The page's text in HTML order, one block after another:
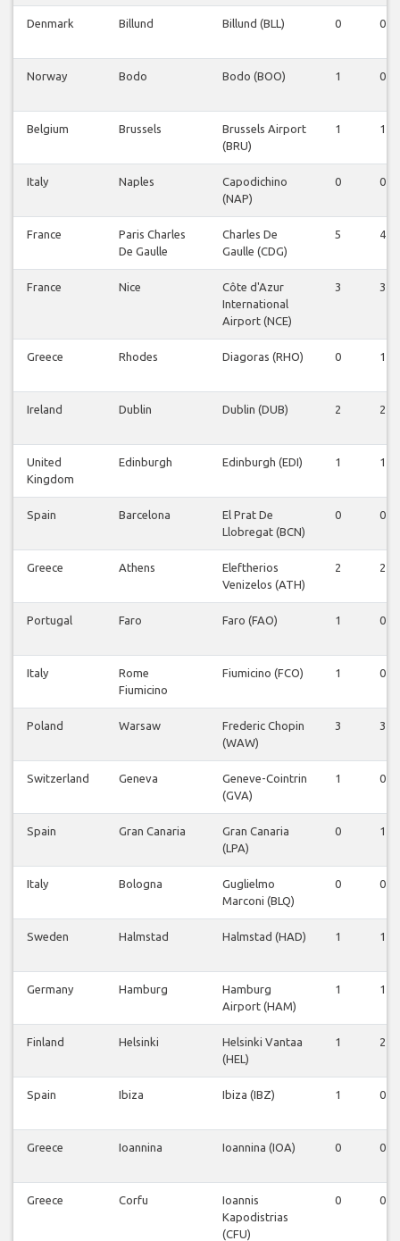
Denmark Billund Billund (BLL) 0 0
Norway Bodo Bodo (BOO) 1 0
Belgium Brussels
Brussels Airport
(BRU)
1 1
Italy Naples
Capodichino
(NAP)
0 0
France
Paris Charles
De Gaulle
Charles De
Gaulle (CDG)
5 4
France Nice
Côte d'Azur
International
Airport (NCE)
3 3
Greece Rhodes Diagoras (RHO) 0 1
Ireland Dublin Dublin (DUB) 2 2
United
Kingdom
Edinburgh Edinburgh (EDI) 1 1
Spain Barcelona
El Prat De
Llobregat (BCN)
0 0
Greece Athens
Eleftherios
Venizelos (ATH)
2 2
Portugal Faro Faro (FAO) 1 0
Italy
Rome
Fiumicino
Fiumicino (FCO) 1 0
Poland Warsaw
Frederic Chopin
(WAW)
3 3
Switzerland Geneva
Geneve-Cointrin
(GVA)
1 0
Spain Gran Canaria
Gran Canaria
(LPA)
0 1
Italy Bologna
Guglielmo
Marconi (BLQ)
0 0
Sweden Halmstad Halmstad (HAD) 1 1
Germany Hamburg
Hamburg
Airport (HAM)
1 1
Finland Helsinki
Helsinki Vantaa
(HEL)
1 2
Spain Ibiza Ibiza (IBZ) 1 0
Greece Ioannina Ioannina (IOA) 0 0
Greece Corfu
Ioannis
Kapodistrias
(CFU)
0 0